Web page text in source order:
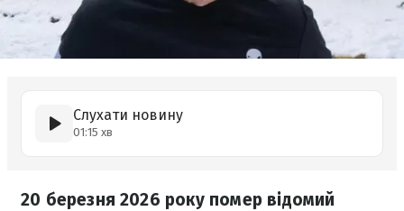
Слухати новину
01:15 хв
20 березня 2026 року помер відомий